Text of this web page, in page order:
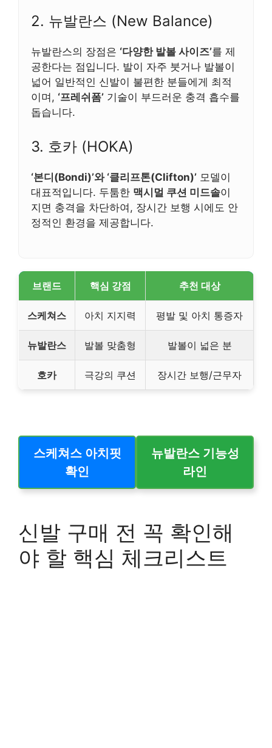
2. 뉴발란스 (New Balance)
뉴발란스의 장점은 ‘다양한 발볼 사이즈’를 제
공한다는 점입니다. 발이 자주 붓거나 발볼이
넓어 일반적인 신발이 불편한 분들에게 최적
이며, ‘프레쉬폼’ 기술이 부드러운 충격 흡수를
돕습니다.
3. 호카 (HOKA)
‘본디(Bondi)’와 ‘클리프톤(Clifton)’ 모델이
대표적입니다. 두툼한 맥시멀 쿠션 미드솔이
지면 충격을 차단하여, 장시간 보행 시에도 안
정적인 환경을 제공합니다.
브랜드 핵심 강점 추천 대상
스케쳐스 아치 지지력 평발 및 아치 통증자
뉴발란스 발볼 맞춤형 발볼이 넓은 분
호카 극강의 쿠션 장시간 보행/근무자
스케쳐스 아치핏
확인
뉴발란스 기능성
라인
신발 구매 전 꼭 확인해
야 할 핵심 체크리스트